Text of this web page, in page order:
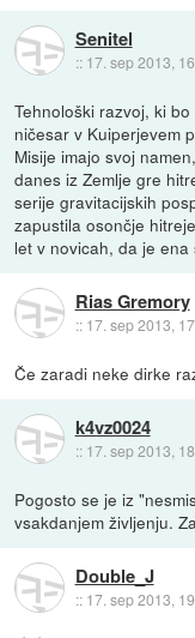
Senitel
:: 17. sep 2013,
Tehnološki razvoj, ki
ničesar v Kuiperjevem
Misije imajo svoj
danes iz Zemlje gre
serije gravitacijskih
zapustila osončje
let v novicah, da je
Rias Gremory
:: 17. sep 2013,
Če zaradi neke dirke
k4vz0024
:: 17. sep 2013,
Pogosto se je iz
vsakdanjem življenju.
Double_J
:: 17. sep 2013,